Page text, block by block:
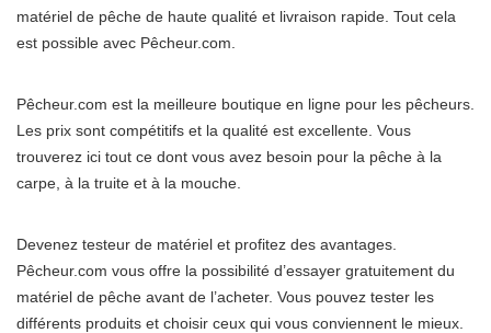
matériel de pêche de haute qualité et livraison rapide. Tout cela
est possible avec Pêcheur.com.
Pêcheur.com est la meilleure boutique en ligne pour les pêcheurs.
Les prix sont compétitifs et la qualité est excellente. Vous
trouverez ici tout ce dont vous avez besoin pour la pêche à la
carpe, à la truite et à la mouche.
Devenez testeur de matériel et profitez des avantages.
Pêcheur.com vous offre la possibilité d’essayer gratuitement du
matériel de pêche avant de l’acheter. Vous pouvez tester les
différents produits et choisir ceux qui vous conviennent le mieux.